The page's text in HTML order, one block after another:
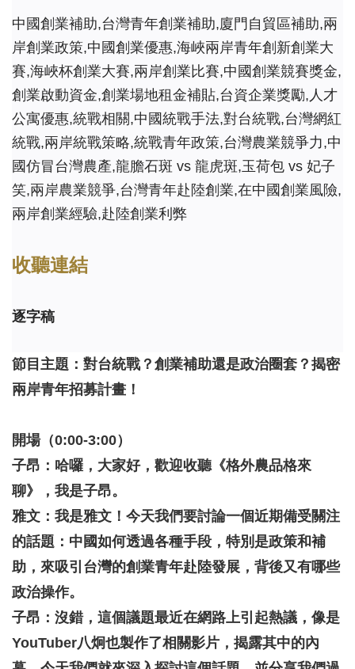
中國創業補助,台灣青年創業補助,廈門自貿區補助,兩
岸創業政策,中國創業優惠,海峽兩岸青年創新創業大
賽,海峽杯創業大賽,兩岸創業比賽,中國創業競賽獎金,
創業啟動資金,創業場地租金補貼,台資企業獎勵,人才
公寓優惠,統戰相關,中國統戰手法,對台統戰,台灣網紅
統戰,兩岸統戰策略,統戰青年政策,台灣農業競爭力,中
國仿冒台灣農產,龍膽石斑 vs 龍虎斑,玉荷包 vs 妃子
笑,兩岸農業競爭,台灣青年赴陸創業,在中國創業風險,
兩岸創業經驗,赴陸創業利弊
收聽連結
逐字稿
節目主題：對台統戰？創業補助還是政治圈套？揭密
兩岸青年招募計畫！
開場（0:00-3:00）
子昂：哈囉，大家好，歡迎收聽《格外農品格來
聊》，我是子昂。
雅文：我是雅文！今天我們要討論一個近期備受關注
的話題：中國如何透過各種手段，特別是政策和補
助，來吸引台灣的創業青年赴陸發展，背後又有哪些
政治操作。
子昂：沒錯，這個議題最近在網路上引起熱議，像是
YouTuber八炯也製作了相關影片，揭露其中的內